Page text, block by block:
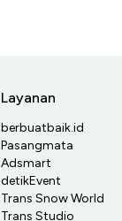
Layanan
berbuatbaik.id
Pasangmata
Adsmart
detikEvent
Trans Snow World
Trans Studio